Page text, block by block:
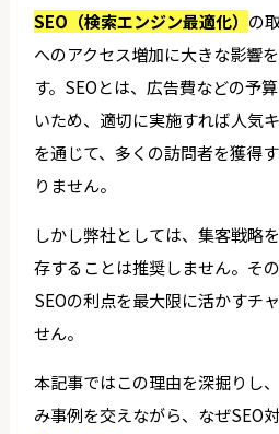
SEO（検索エンジン最適化） の
へのアクセス増加に大きな影響
す。SEOとは、広告費などの予
いため、適切に実施すれば人気
を通じて、多くの訪問者を獲得
りません。
しかし弊社としては、集客戦略
存することは推奨しません。そ
SEOの利点を最大限に活かすチ
せん。
本記事ではこの理由を深掘りし
み事例を交えながら、なぜSEO